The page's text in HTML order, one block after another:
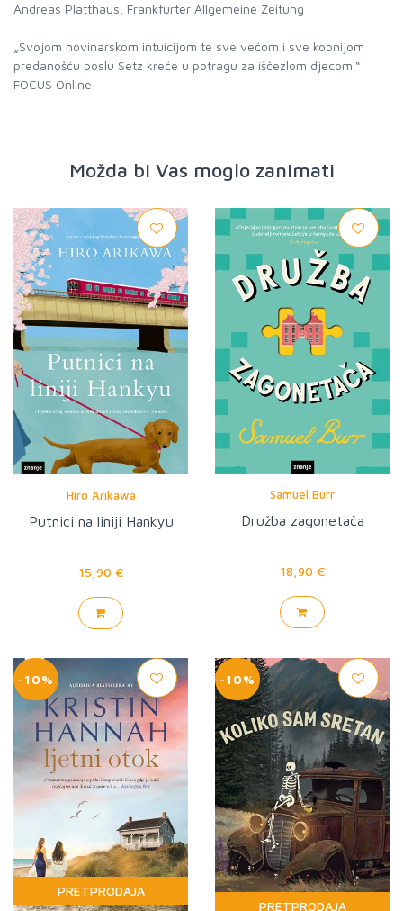
Andreas Platthaus, Frankfurter Allgemeine Zeitung
„Svojom novinarskom intuicijom te sve većom i sve kobnijom
predanošću poslu Setz kreće u potragu za iščezlom djecom.“
FOCUS Online
Možda bi Vas moglo zanimati
Hiro Arikawa
Putnici na liniji Hankyu
15,90 €
Samuel Burr
Družba zagonetača
18,90 €
-10%
PRETPRODAJA
-10%
PRETPRODAJA